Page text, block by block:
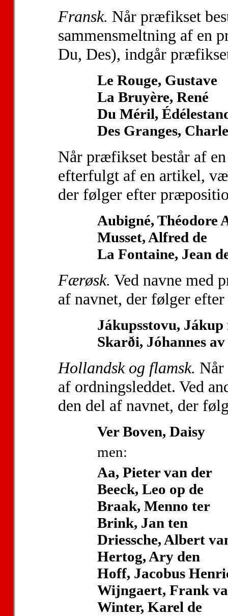
Fransk. Når præfikset
sammensmeltning af en
Du, Des), indgår
Le Rouge, Gustave
La Bruyère, René
Du Méril,
Des Granges,
Når præfikset består af
efterfulgt af en artikel,
der følger efter
Aubigné, Théodore
Musset, Alfred de
La Fontaine, Jean
Færøsk. Ved navne med
af navnet, der følger
Jákupsstovu, Jákup
Skarði, Jóhannes av
Hollandsk og flamsk.
af ordningsleddet. Ved
den del af navnet, der
Ver Boven, Daisy
men:
Aa, Pieter van der
Beeck, Leo op de
Braak, Menno ter
Brink, Jan ten
Driessche, Albert
Hertog, Ary den
Hoff, Jacobus
Wijngaert, Frank
Winter, Karel de